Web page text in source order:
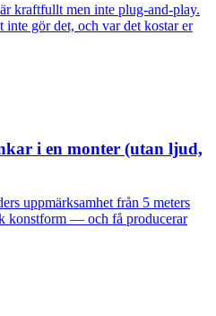
kraftfullt men inte plug-and-play.
gör det, och var det kostar er
i en monter (utan ljud,
uppmärksamhet från 5 meters
konstform — och få producerar